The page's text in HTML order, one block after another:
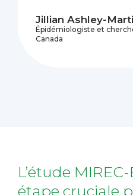
Jillian Ashley-
Épidémiologiste et
Canada
L’étude
étape cruciale